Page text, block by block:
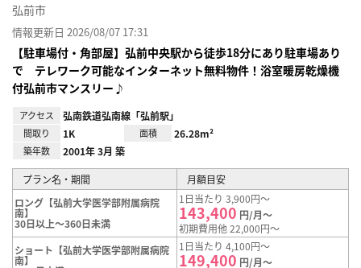
弘前市
情報更新日 2026/08/07 17:31
【駐車場付・角部屋】弘前中央駅から徒歩18分にあり駐車場あり
で テレワーク可能なインターネット無料物件！浴室暖房乾燥機
付弘前市マンスリー♪
アクセス 弘南鉄道弘南線「弘前駅」
間取り 1K 面積 26.28m²
築年数 2001年 3月 築
プラン名・期間
月額目安
ロング【弘前大学医学部附属病院
南】
30日以上～360日未満
1日当たり 3,900円～
143,400 円/月～
初期費用他 22,000円～
ショート【弘前大学医学部附属病院
南】
1日当たり 4,100円～
149,400 円/月～